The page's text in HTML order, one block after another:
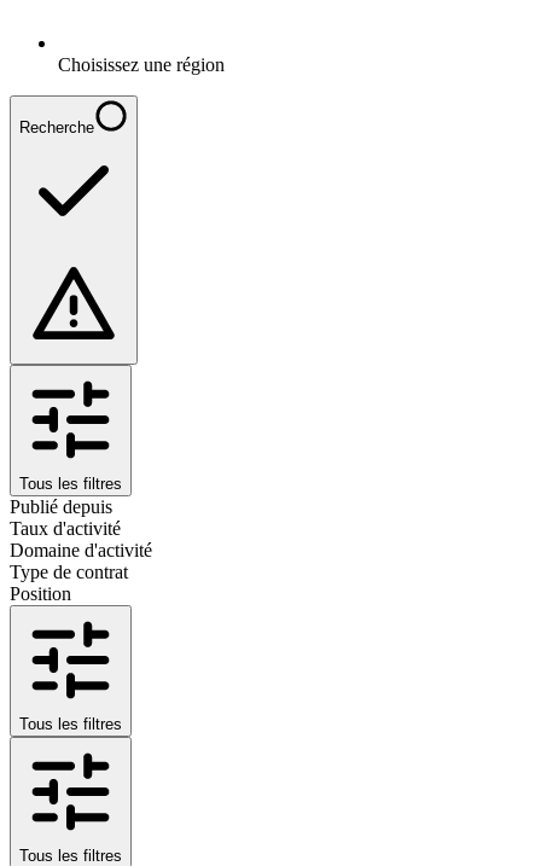
Choisissez une région
Recherche
Tous les filtres
Publié depuis
Taux d'activité
Domaine d'activité
Type de contrat
Position
Tous les filtres
Tous les filtres